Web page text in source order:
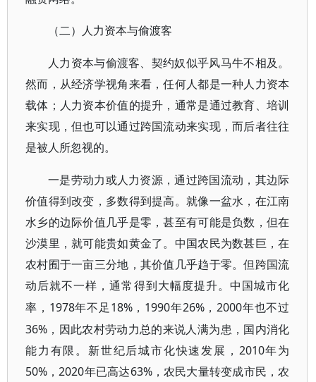
（二）人力资本与偷渡客
人力资本与偷渡客、契约奴似乎风马牛不相及。
然而，从经济学视角来看，任何人都是一种人力资本
载体；人力资本价值的提升，通常是通过教育、培训
来实现，但也可以通过跨国流动来实现，而后者往往
是被人所忽视的。
一是劳动力或人力资源，通过跨国流动，其边际
价值得到改变，多数得到提高。就像一盆水，在江南
水乡的边际价值几乎是零，甚至有可能是负数，但在
沙漠里，就可能贵如黄金了。中国农民为数甚巨，在
农村囿于一亩三分地，其价值几乎趋于零。但跨国流
动后就不一样，通常得到大幅度提升。中国城市化
率， 1978年不足18%，1990年26%，2000年也不过
36%，因此农村劳动力总的来说人满为患，国内消化
能力有限。新世纪后城市化快速发展，2010年为
50%，2020年已高达63%，农民大量转变成市民，农